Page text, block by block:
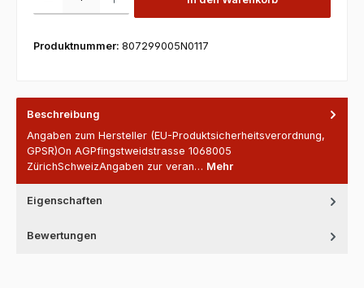
Produktnummer: 807299005N0117
Beschreibung
Angaben zum Hersteller (EU-Produktsicherheitsverordnung,
GPSR)On AGPfingstweidstrasse 1068005
ZürichSchweizAngaben zur veran… Mehr
Eigenschaften
Bewertungen